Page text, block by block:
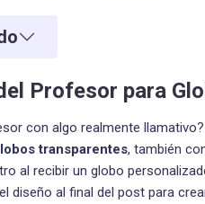
Profesor para
con algo realmente
transparentes, también
al recibir un globo
diseño al final del post para